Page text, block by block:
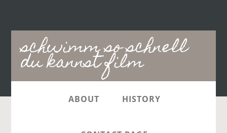
schwimm so schnell
du kannst film
Main
navigation
ABOUT HISTORY